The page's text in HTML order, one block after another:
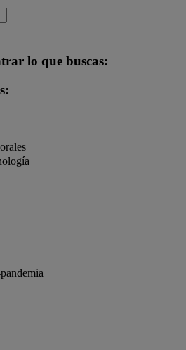
lo que buscas: